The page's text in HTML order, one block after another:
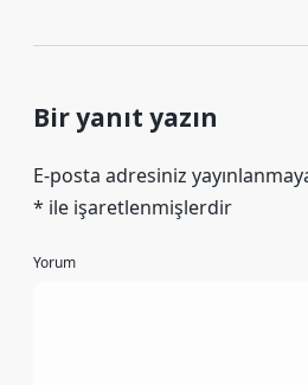
Bir yanıt yazın
E-posta adresiniz
* ile işaretlenmişlerdir
Yorum